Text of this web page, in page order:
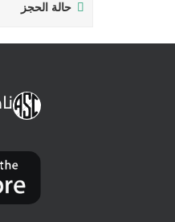
حالة الحجز